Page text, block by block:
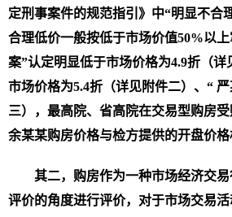
定刑事案件的规范指引》中“明显不合
合理低价一般按低于市场价值50%以
案”认定明显低于市场价格为4.9折（
市场价格为5.4折（详见附件二）、“
三），最高院、省高院在交易型购房
余某某购房价格与检方提供的开盘价
其二，购房作为一种市场经济交
评价的角度进行评价，对于市场交易